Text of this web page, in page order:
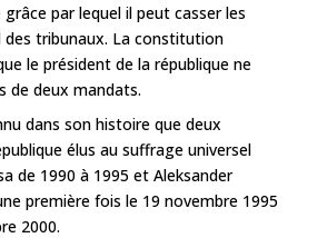
par lequel il peut casser les
des tribunaux. La constitution
le président de la république ne
de deux mandats.
dans son histoire que deux
élus au suffrage universel
de 1990 à 1995 et Aleksander
première fois le 19 novembre 1995
2000.